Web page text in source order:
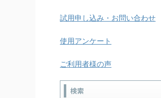
試用申し込み・お問い合わせ
使用アンケート
ご利用者様の声
検索